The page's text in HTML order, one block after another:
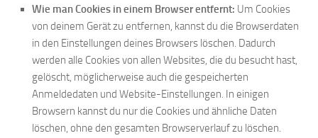
Wie man Cookies in einem Browser entfernt: Um Cookies
von deinem Gerät zu entfernen, kannst du die Browserdaten
in den Einstellungen deines Browsers löschen. Dadurch
werden alle Cookies von allen Websites, die du besucht hast,
gelöscht, möglicherweise auch die gespeicherten
Anmeldedaten und Website-Einstellungen. In einigen
Browsern kannst du nur die Cookies und ähnliche Daten
löschen, ohne den gesamten Browserverlauf zu löschen.